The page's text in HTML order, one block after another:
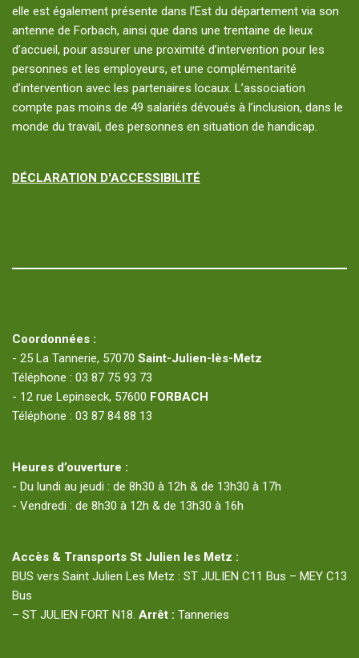
elle est également présente dans l’Est du département via son
antenne de Forbach, ainsi que dans une trentaine de lieux
d’accueil, pour assurer une proximité d’intervention pour les
personnes et les employeurs, et une complémentarité
d’intervention avec les partenaires locaux. L’association
compte pas moins de 49 salariés dévoués à l’inclusion, dans le
monde du travail, des personnes en situation de handicap.
DÉCLARATION D'ACCESSIBILITÉ
Coordonnées :
- 25 La Tannerie, 57070 Saint-Julien-lès-Metz
Téléphone : 03 87 75 93 73
- 12 rue Lepinseck, 57600 FORBACH
Téléphone : 03 87 84 88 13
Heures d’ouverture :
- Du lundi au jeudi : de 8h30 à 12h & de 13h30 à 17h
- Vendredi : de 8h30 à 12h & de 13h30 à 16h
Accès & Transports St Julien les Metz :
BUS vers Saint Julien Les Metz : ST JULIEN C11 Bus – MEY C13
Bus
– ST JULIEN FORT N18. Arrêt : Tanneries